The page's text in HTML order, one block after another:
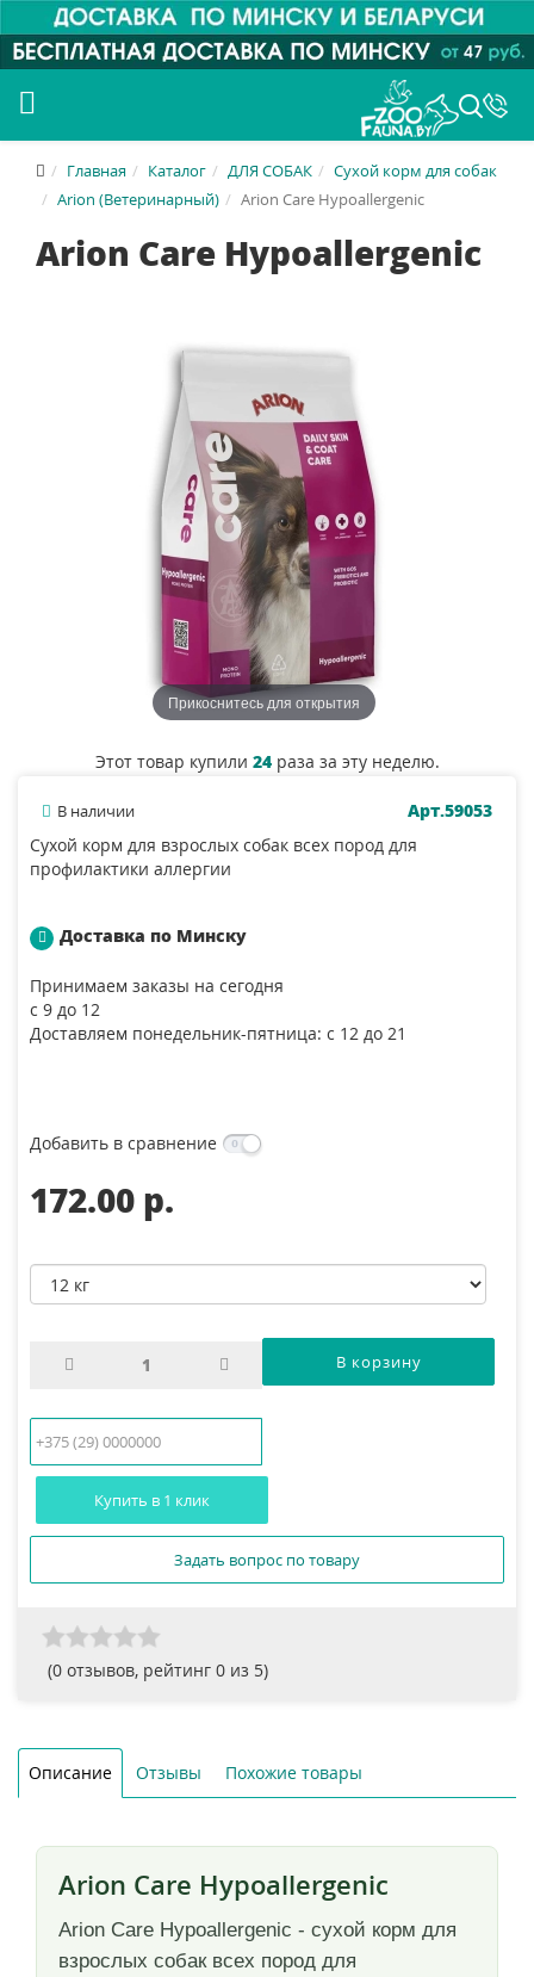
Главная Каталог ДЛЯ СОБАК
Сухой корм для собак
Arion (Ветеринарный)
Arion Care Hypoallergenic
Arion Care Hypoallergenic
Прикоснитесь для открытия
Этот товар купили 24раза за эту неделю.
В наличии
Арт.59053
Сухой корм для взрослых собак всех пород для
профилактики аллергии
Доставка по Минску
Принимаем заказы на сегодня
с 9 до 12
Доставляем понедельник-пятница: с 12 до 21
Добавить в сравнение
172.00 p.
Купить в 1 клик
Задать вопрос по товару
(0 отзывов, рейтинг 0 из 5)
Описание Отзывы Похожие товары
Arion Care Hypoallergenic
Arion Care Hypoallergenic - сухой корм для
взрослых собак всех пород для